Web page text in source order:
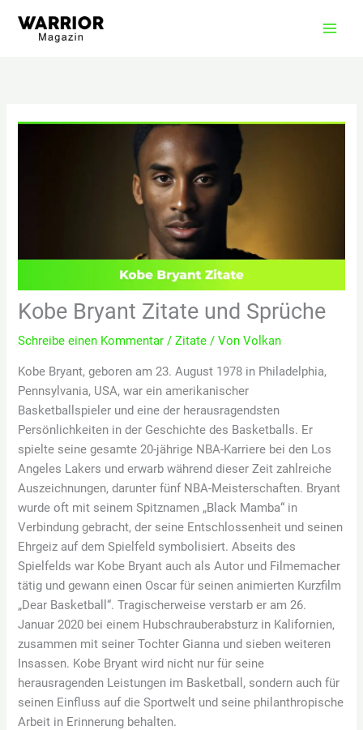
Inhalt
Kobe Bryant Zitate und Sprüche
Schreibe einen Kommentar /Zitate / VonVolkan
Kobe Bryant, geboren am 23. August 1978 in Philadelphia,
Pennsylvania, USA, war ein amerikanischer
Basketballspieler und eine der herausragendsten
Persönlichkeiten in der Geschichte des Basketballs. Er
spielte seine gesamte 20-jährige NBA-Karriere bei den Los
Angeles Lakers und erwarb während dieser Zeit zahlreiche
Auszeichnungen, darunter fünf NBA-Meisterschaften. Bryant
wurde oft mit seinem Spitznamen „Black Mamba“ in
Verbindung gebracht, der seine Entschlossenheit und seinen
Ehrgeiz auf dem Spielfeld symbolisiert. Abseits des
Spielfelds war Kobe Bryant auch als Autor und Filmemacher
tätig und gewann einen Oscar für seinen animierten Kurzfilm
„Dear Basketball“. Tragischerweise verstarb er am 26.
Januar 2020 bei einem Hubschrauberabsturz in Kalifornien,
zusammen mit seiner Tochter Gianna und sieben weiteren
Insassen. Kobe Bryant wird nicht nur für seine
herausragenden Leistungen im Basketball, sondern auch für
seinen Einfluss auf die Sportwelt und seine philanthropische
Arbeit in Erinnerung behalten.